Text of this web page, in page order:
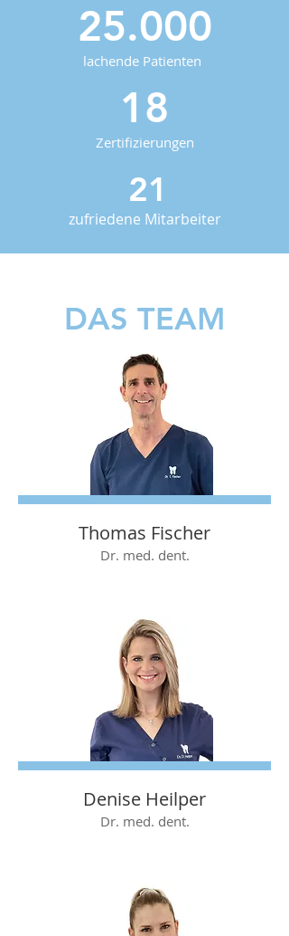
25.000
lachende Patienten
18
Zertifizierungen
21
zufriedene Mitarbeiter
DAS TEAM
Thomas Fischer
Dr. med. dent.
Denise Heilper
Dr. med. dent.